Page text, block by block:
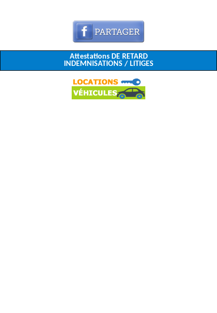
Attestations DE RETARD
INDEMNISATIONS / LITIGES